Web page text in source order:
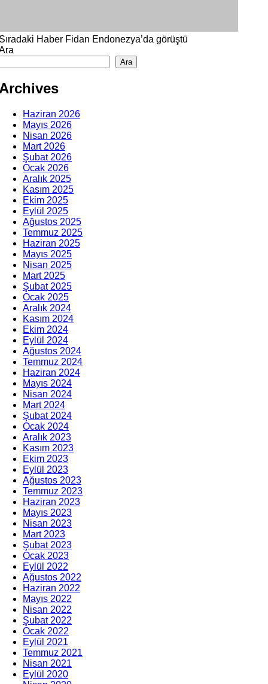
Haber Fidan Endonezya’da görüştü
Ara
Haziran 2026
Mayıs 2026
Nisan 2026
Mart 2026
Şubat 2026
Ocak 2026
Aralık 2025
Kasım 2025
Ekim 2025
Eylül 2025
Ağustos 2025
Temmuz 2025
Haziran 2025
Mayıs 2025
Nisan 2025
Mart 2025
Şubat 2025
Ocak 2025
Aralık 2024
Kasım 2024
Ekim 2024
Eylül 2024
Ağustos 2024
Temmuz 2024
Haziran 2024
Mayıs 2024
Nisan 2024
Mart 2024
Şubat 2024
Ocak 2024
Aralık 2023
Kasım 2023
Ekim 2023
Eylül 2023
Ağustos 2023
Temmuz 2023
Haziran 2023
Mayıs 2023
Nisan 2023
Mart 2023
Şubat 2023
Ocak 2023
Eylül 2022
Ağustos 2022
Haziran 2022
Mayıs 2022
Nisan 2022
Şubat 2022
Ocak 2022
Eylül 2021
Temmuz 2021
Nisan 2021
Eylül 2020